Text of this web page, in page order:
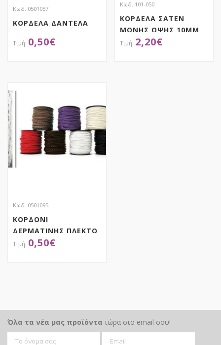
Κωδ. 0501057
ΚΟΡΔΕΛΑ ΔΑΝΤΕΛΑ
0,50€
Κωδ. 101-050
ΚΟΡΔΕΛΑ ΣΑΤΕΝ
MOΝΗΣ ΟΨΗΣ 10MM
ΜΕ ΟΥΓΙΑ
2,20€
Κωδ. 0501095
ΚΟΡΔΟΝΙ
ΔΕΡΜΑΤΙΝΗΣ ΠΛΕΚΤΟ
0,50€
Όλα τα νέα μας προϊόντα τώρα στο email σου!